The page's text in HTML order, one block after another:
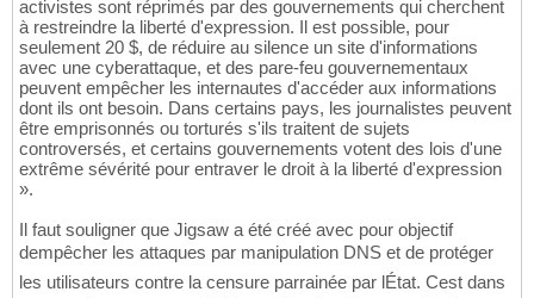
activistes sont réprimés par des gouvernements qui cherchent
à restreindre la liberté d'expression. Il est possible, pour
seulement 20 $, de réduire au silence un site d'informations
avec une cyberattaque, et des pare-feu gouvernementaux
peuvent empêcher les internautes d'accéder aux informations
dont ils ont besoin. Dans certains pays, les journalistes peuvent
être emprisonnés ou torturés s'ils traitent de sujets
controversés, et certains gouvernements votent des lois d'une
extrême sévérité pour entraver le droit à la liberté d'expression
».
Il faut souligner que Jigsaw a été créé avec pour objectif
dempêcher les attaques par manipulation DNS et de protéger
les utilisateurs contre la censure parrainée par lÉtat. Cest dans